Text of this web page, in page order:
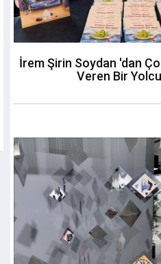
İrem Şirin Soydan 'dan
Veren Bir